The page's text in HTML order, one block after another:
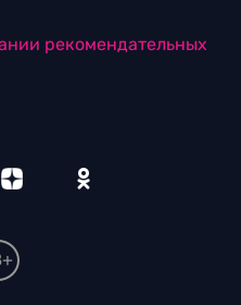
рекомендательных